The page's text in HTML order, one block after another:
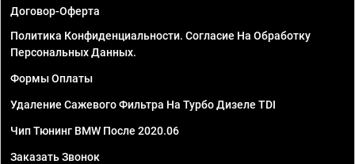
Договор-Оферта
Политика Конфиденциальности. Согласие На Обработку
Персональных Данных.
Формы Оплаты
Удаление Сажевого Фильтра На Турбо Дизеле TDI
Чип Тюнинг BMW После 2020.06
Заказать Звонок